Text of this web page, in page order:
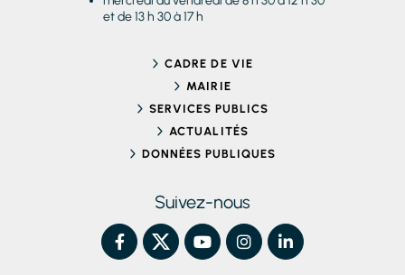
et de 13 h 30 à 17 h
CADRE DE VIE
MAIRIE
SERVICES PUBLICS
ACTUALITÉS
DONNÉES PUBLIQUES
Suivez-nous